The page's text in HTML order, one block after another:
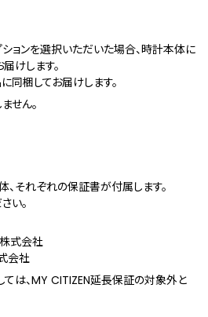
ョンを選択いただいた場合、時計本体に
けします。
同梱してお届けします。
せん。
、それぞれの保証書が付属します。
い。
株式会社
会社
ては、MY CITIZEN延長保証の対象外と